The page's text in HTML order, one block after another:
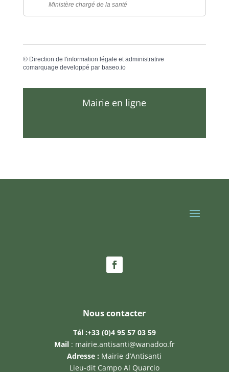
Ministère chargé de la santé
© Direction de l'information légale et administrative
comarquage developpé par baseo.io
Mairie en ligne
Nous contacter
Tél :+33 (0)4 95 57 03 59
Mail: mairie.antisanti@wanadoo.fr
Adresse : Mairie d’Antisanti
Lieu-dit Campo Al Quarcio